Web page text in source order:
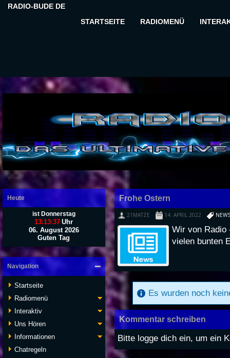
RADIO-BUDE DE
STARTSEITE
RADIOMENÜ
Heute
ist Donnerstag
13:13:38 Uhr
06. August 2026
Guten Tag
Navigation
Startseite
Radiomenü
Interaktiv
Uns Hören
Informationen
Chatregeln
Frohe Ostern
21MATZE 14. APRIL 2022 NEWS
Wir von Radio
vielen bunten
Es wurden noch
Kommentar schreiben
Bitte logge dich ein, um ein